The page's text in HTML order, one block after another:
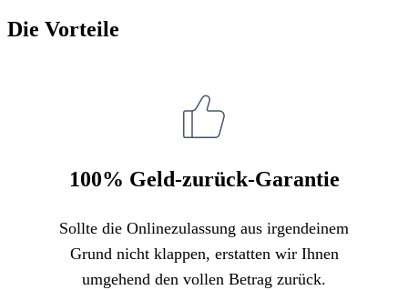
Die Vorteile
100% Geld-zurück-Garantie
Sollte die Onlinezulassung aus irgendeinem
Grund nicht klappen, erstatten wir Ihnen
umgehend den vollen Betrag zurück.